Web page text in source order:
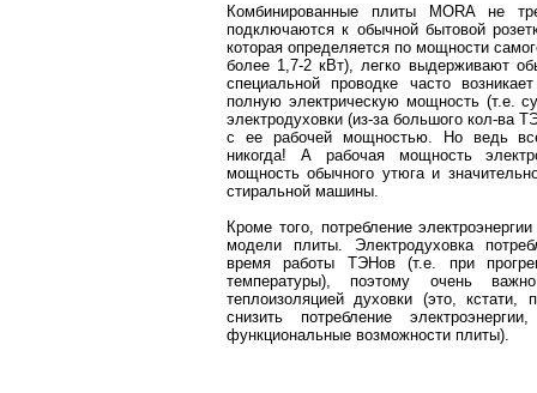
Комбинированные плиты MORA не
подключаются к обычной бытовой
которая определяется по мощности
более 1,7-2 кВт), легко выдерживают
специальной проводке часто
полную электрическую мощность (т.е.
электродуховки (из-за большого кол-ва
с ее рабочей мощностью. Но ведь
никогда! А рабочая мощность
мощность обычного утюга и
стиральной машины.
Кроме того, потребление
модели плиты. Электродуховка
время работы ТЭНов (т.е. при
температуры), поэтому очень
теплоизоляцией духовки (это, кстати,
снизить потребление
функциональные возможности плиты).